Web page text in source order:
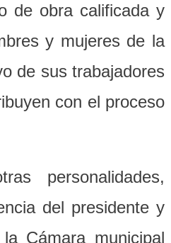
de obra calificada y
y mujeres de la
de sus trabajadores
con el proceso
personalidades,
del presidente y
Cámara municipal